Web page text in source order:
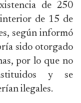
de 250
de 15 de
según informó
sido otorgado
por lo que no
y se
ilegales.